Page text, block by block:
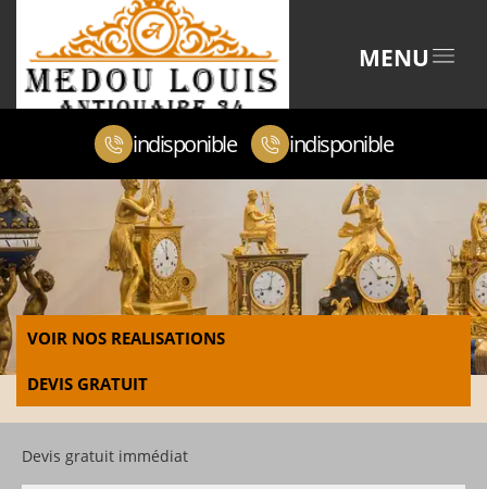
MENU
indisponible indisponible
VOIR NOS REALISATIONS
DEVIS GRATUIT
Devis gratuit immédiat